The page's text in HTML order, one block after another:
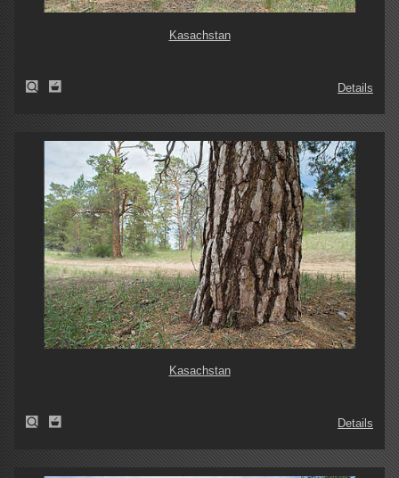
Kasachstan
Details
Kasachstan
Details